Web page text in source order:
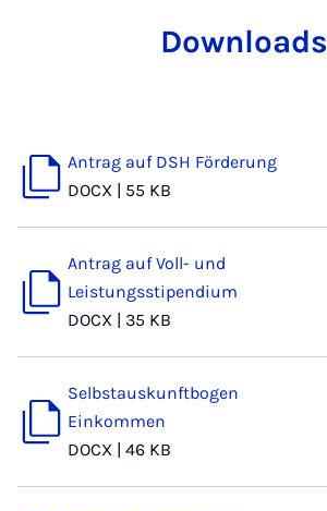
Downloads
Antrag auf DSH Förderung
DOCX | 55 KB
Antrag auf Voll- und
Leistungsstipendium
DOCX | 35 KB
Selbstauskunftbogen
Einkommen
DOCX | 46 KB